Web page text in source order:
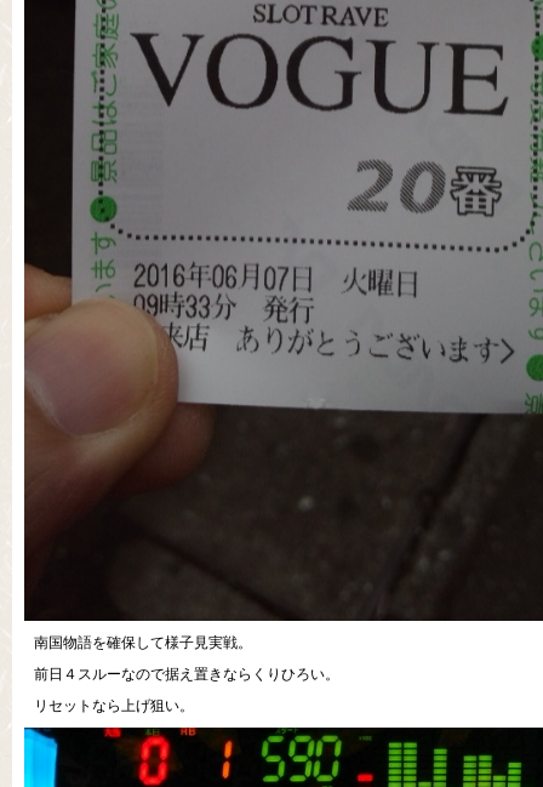
南国物語を確保して様子見実戦。
前日４スルーなので据え置きならくりひろい。
リセットなら上げ狙い。